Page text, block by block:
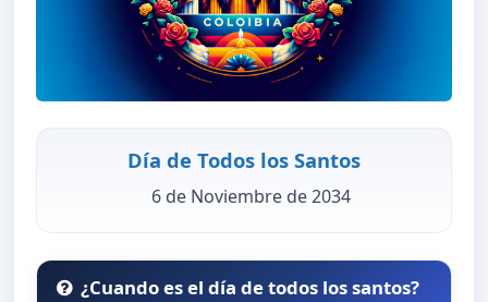
Día de Todos los Santos
6 de Noviembre de 2034
¿Cuando es el día de todos los santos?